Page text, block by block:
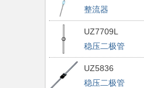
整流器
UZ7709L
稳压二极管
UZ5836
稳压二极管